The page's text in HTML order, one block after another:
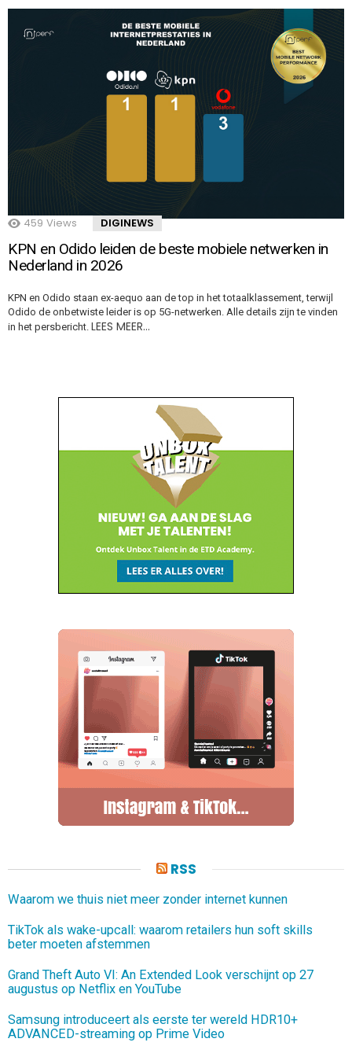
459 Views DIGINEWS
KPN en Odido leiden de beste mobiele netwerken in
Nederland in 2026
KPN en Odido staan ex-aequo aan de top in het totaalklassement, terwijl
Odido de onbetwiste leider is op 5G-netwerken. Alle details zijn te vinden
in het persbericht. LEES MEER…
RSS
Waarom we thuis niet meer zonder internet kunnen
TikTok als wake-upcall: waarom retailers hun soft skills
beter moeten afstemmen
Grand Theft Auto VI: An Extended Look verschijnt op 27
augustus op Netflix en YouTube
Samsung introduceert als eerste ter wereld HDR10+
ADVANCED-streaming op Prime Video